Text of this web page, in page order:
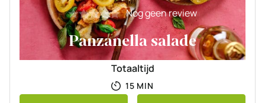
Nog geen review
Panzanella salade
Totaaltijd
15MINUTEN
MIN